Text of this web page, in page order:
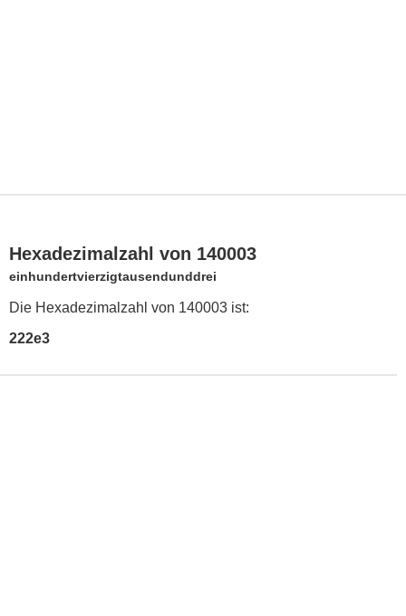
Hexadezimalzahl von 140003
einhundertvierzigtausendunddrei
Die Hexadezimalzahl von 140003 ist:
222e3